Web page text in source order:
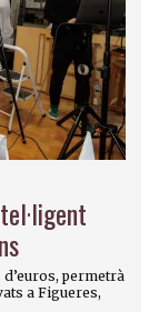
permetrà
a Figueres,